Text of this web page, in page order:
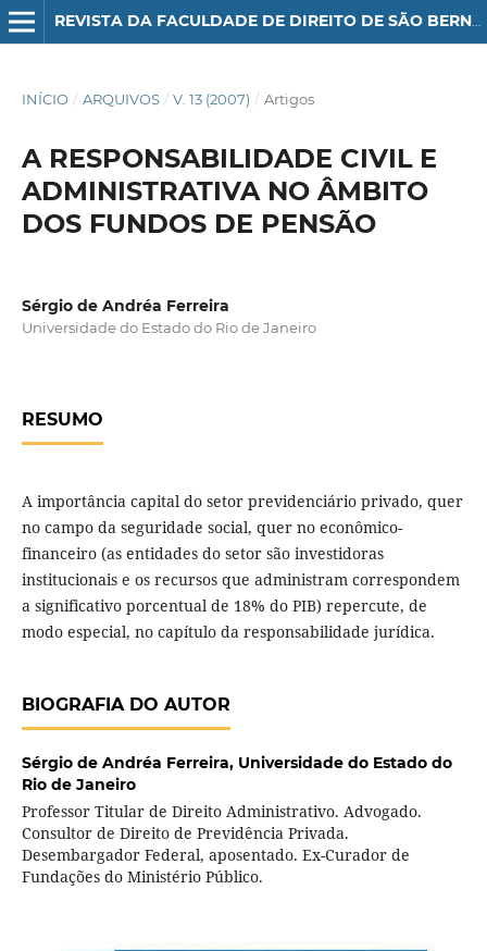
REVISTA DA FACULDADE DE DIREITO DE SÃO BERNARDO DO CAMPO
INÍCIO / ARQUIVOS / V. 13 (2007) / Artigos
A RESPONSABILIDADE CIVIL E
ADMINISTRATIVA NO ÂMBITO
DOS FUNDOS DE PENSÃO
Sérgio de Andréa Ferreira
Universidade do Estado do Rio de Janeiro
RESUMO
A importância capital do setor previdenciário privado, quer
no campo da seguridade social, quer no econômico-
financeiro (as entidades do setor são investidoras
institucionais e os recursos que administram correspondem
a significativo porcentual de 18% do PIB) repercute, de
modo especial, no capítulo da responsabilidade jurídica.
BIOGRAFIA DO AUTOR
Sérgio de Andréa Ferreira, Universidade do Estado do
Rio de Janeiro
Professor Titular de Direito Administrativo. Advogado.
Consultor de Direito de Previdência Privada.
Desembargador Federal, aposentado. Ex-Curador de
Fundações do Ministério Público.